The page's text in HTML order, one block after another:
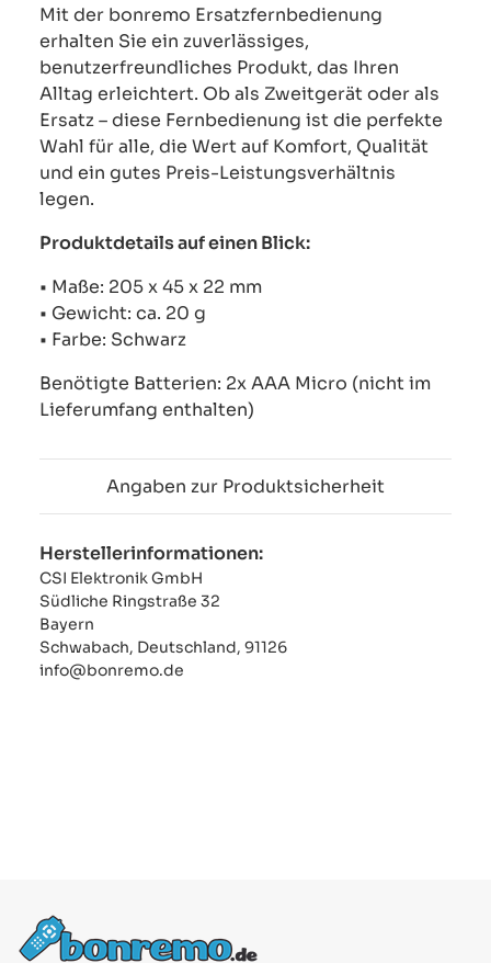
Mit der bonremo Ersatzfernbedienung
erhalten Sie ein zuverlässiges,
benutzerfreundliches Produkt, das Ihren
Alltag erleichtert. Ob als Zweitgerät oder als
Ersatz – diese Fernbedienung ist die perfekte
Wahl für alle, die Wert auf Komfort, Qualität
und ein gutes Preis-Leistungsverhältnis
legen.
Produktdetails auf einen Blick:
• Maße: 205 x 45 x 22 mm
• Gewicht: ca. 20 g
• Farbe: Schwarz
Benötigte Batterien: 2x AAA Micro (nicht im
Lieferumfang enthalten)
Angaben zur Produktsicherheit
Herstellerinformationen:
CSI Elektronik GmbH
Südliche Ringstraße 32
Bayern
Schwabach, Deutschland, 91126
info@bonremo.de